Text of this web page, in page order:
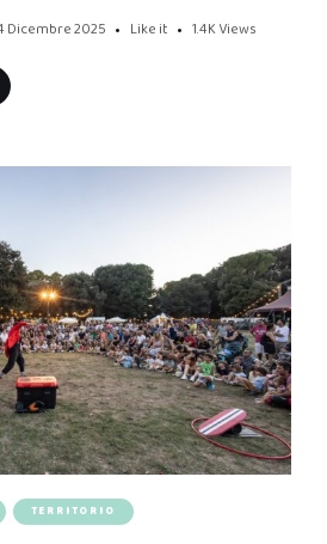
Dicembre 2025 Like it 1.4K Views
TERRITORIO